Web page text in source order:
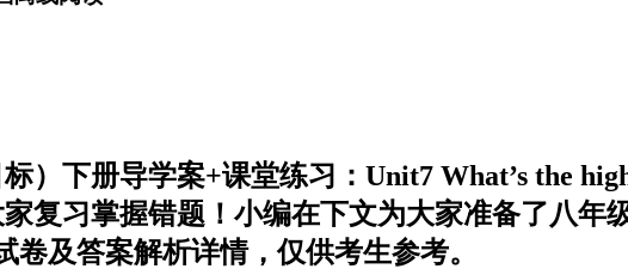
）下册导学案+课堂练习：Unit7 What’s the
复习掌握错题！小编在下文为大家准备了八
卷及答案解析详情，仅供考生参考。